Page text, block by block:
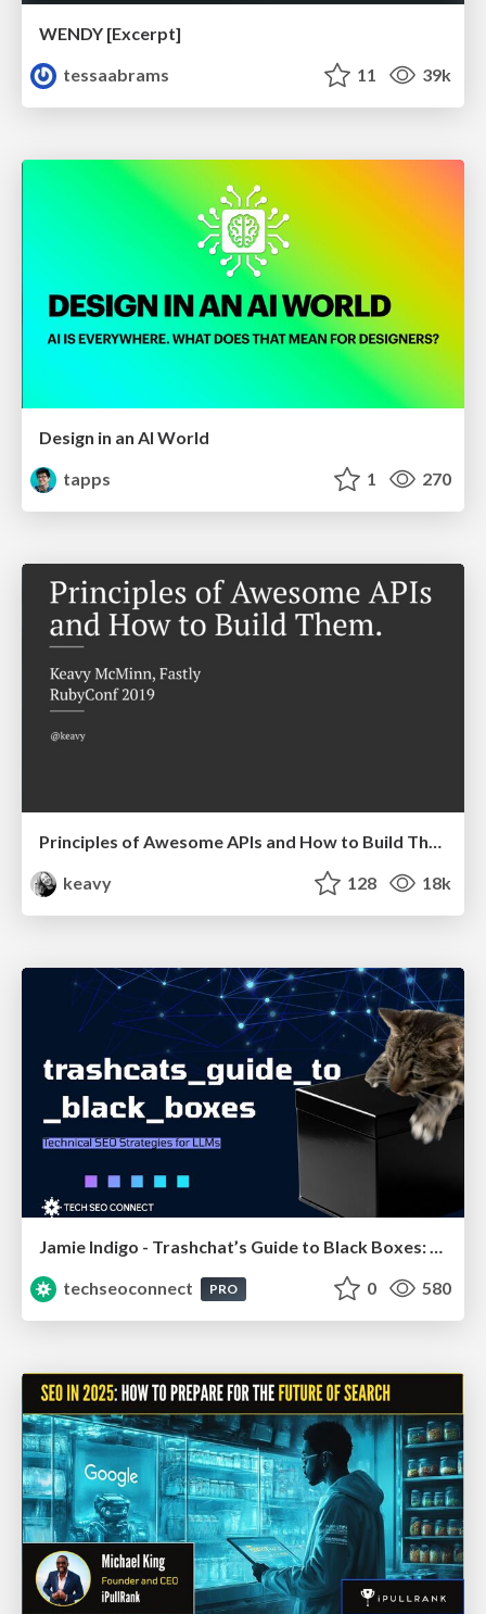
WENDY [Excerpt]
tessaabrams
11 39k
Design in an AI World
tapps
1 270
Principles of Awesome APIs and How to Build Them.
keavy
128 18k
Jamie Indigo - Trashchat’s Guide to Black Boxes: Technical SEO Tactics for LLMs
techseoconnect
PRO 0 580